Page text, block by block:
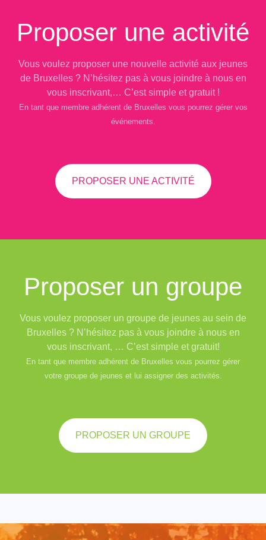
Proposer une activité
Vous voulez proposer une nouvelle activité aux jeunes
de Bruxelles ? N’hésitez pas à vous joindre à nous en
vous inscrivant,… C’est simple et gratuit !
En tant que membre adhérent de Bruxelles vous pourrez gérer vos
événements.
PROPOSER UNE ACTIVITÉ
Proposer un groupe
Vous voulez proposer un groupe de jeunes au sein de
Bruxelles ? N’hésitez pas à vous joindre à nous en
vous inscrivant, … C’est simple et gratuit!
En tant que membre adhérent de Bruxelles vous pourrez gérer
votre groupe de jeunes et lui assigner des activités.
PROPOSER UN GROUPE